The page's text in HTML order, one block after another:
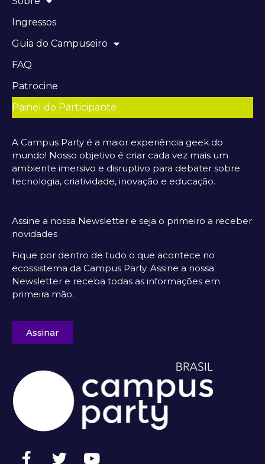
Ingressos
Guia do Campuseiro
FAQ
Patrocine
Painel do Participante
A Campus Party é a maior experiência geek do
mundo! Nosso objetivo é criar cada vez mais um
ambiente imersivo e disruptivo para debater sobre
tecnologia, criatividade, inovação e educação.
Assine a nossa Newsletter e seja o primeiro a receber
novidades
Fique por dentro de tudo o que acontece no
ecossistema da Campus Party. Assine a nossa
Newsletter e receba todas as informações em
primeira mão.
Assinar